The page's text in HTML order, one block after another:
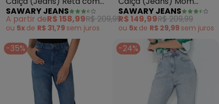
Fechamento em Botões
Sawary
SAWARY JEANS
A partir deR$ 158,99R$ 209,99
ou 5x de R$ 31,79 sem juros
Jeans Sawary
SAWARY JEANS
R$ 149,99R$ 209,99
ou 5x de R$ 29,99 sem juros
-35% -24%